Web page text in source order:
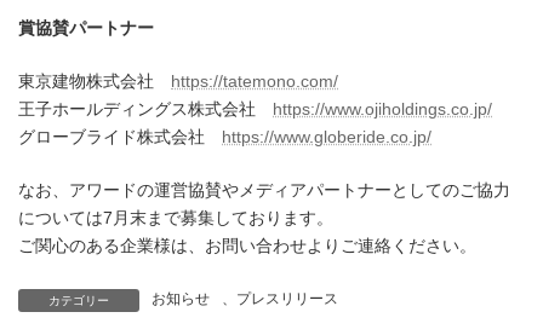
賞協賛パートナー
東京建物株式会社 https://tatemono.com/
王子ホールディングス株式会社 https://www.ojiholdings.co.jp/
グローブライド株式会社 https://www.globeride.co.jp/
なお、アワードの運営協賛やメディアパートナーとしてのご協力
については7月末まで募集しております。
ご関心のある企業様は、お問い合わせよりご連絡ください。
カテゴリー お知らせ 、 プレスリリース